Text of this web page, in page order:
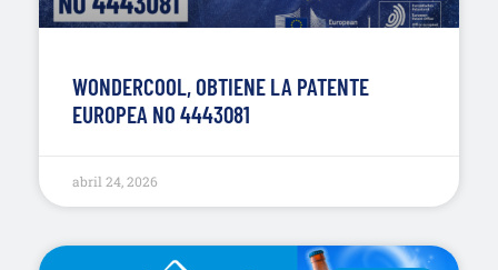
WONDERCOOL, OBTIENE LA PATENTE
EUROPEA NO 4443081
abril 24, 2026